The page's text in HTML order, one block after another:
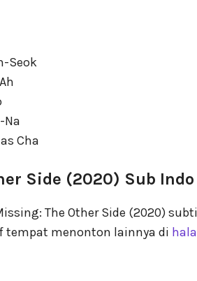
Seok
Na
Cha
Side (2020) Sub Indo
The Other Side (2020)
menonton lainnya di